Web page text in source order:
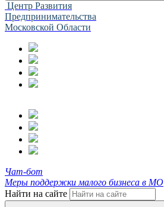
Центр Развития
Предпринимательства
Московской Области
Чат-бот
Меры поддержки малого бизнеса в МО
Найти на сайте